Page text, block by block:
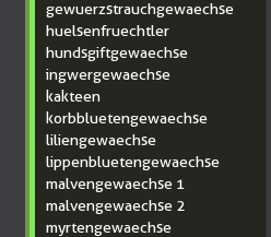
gewuerzstrauchgewaechse
huelsenfruechtler
hundsgiftgewaechse
ingwergewaechse
kakteen
korbbluetengewaechse
liliengewaechse
lippenbluetengewaechse
malvengewaechse 1
malvengewaechse 2
myrtengewaechse